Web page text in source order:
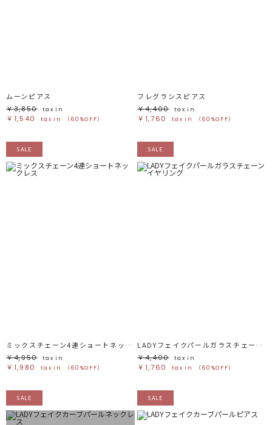
ムーンピアス
￥3,850
tax in
￥1,540 tax in （60%OFF）
フレグランスピアス
￥4,400
tax in
￥1,760 tax in （60%OFF）
SALE
ミックスチェーン4連ショートネックレス
￥4,950
tax in
￥1,980 tax in （60%OFF）
SALE
LADYフェイクパールガラスチェーンイヤリング
￥4,400
tax in
￥1,760 tax in （60%OFF）
SALE SALE